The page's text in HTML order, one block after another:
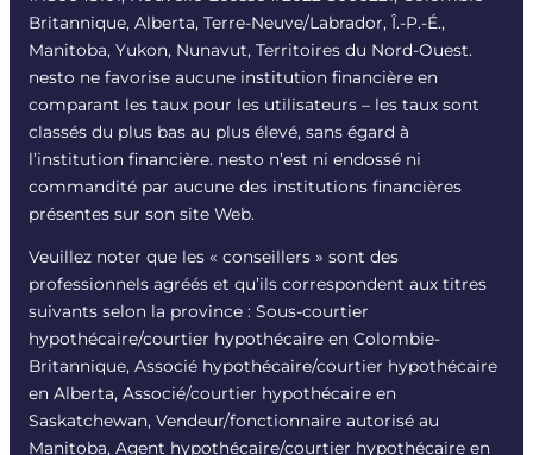
Britannique, Alberta, Terre-Neuve/Labrador, Î.-P.-É.,
Manitoba, Yukon, Nunavut, Territoires du Nord-Ouest.
nesto ne favorise aucune institution financière en
comparant les taux pour les utilisateurs – les taux sont
classés du plus bas au plus élevé, sans égard à
l’institution financière. nesto n’est ni endossé ni
commandité par aucune des institutions financières
présentes sur son site Web.
Veuillez noter que les « conseillers » sont des
professionnels agréés et qu’ils correspondent aux titres
suivants selon la province : Sous-courtier
hypothécaire/courtier hypothécaire en Colombie-
Britannique, Associé hypothécaire/courtier hypothécaire
en Alberta, Associé/courtier hypothécaire en
Saskatchewan, Vendeur/fonctionnaire autorisé au
Manitoba, Agent hypothécaire/courtier hypothécaire en